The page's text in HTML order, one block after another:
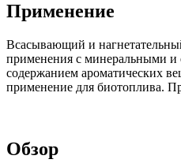
Применение
Всасывающий и
применения с минеральными и
содержанием ароматических
применение для биотоплива.
Обзор